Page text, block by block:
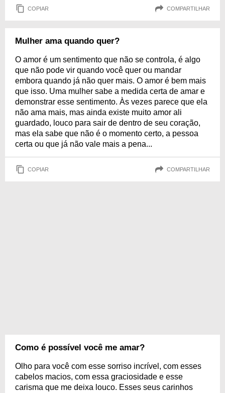
COPIAR COMPARTILHAR
Mulher ama quando quer?
O amor é um sentimento que não se controla, é algo
que não pode vir quando você quer ou mandar
embora quando já não quer mais. O amor é bem mais
que isso. Uma mulher sabe a medida certa de amar e
demonstrar esse sentimento. Às vezes parece que ela
não ama mais, mas ainda existe muito amor ali
guardado, louco para sair de dentro de seu coração,
mas ela sabe que não é o momento certo, a pessoa
certa ou que já não vale mais a pena...
COPIAR COMPARTILHAR
Como é possível você me amar?
Olho para você com esse sorriso incrível, com esses
cabelos macios, com essa graciosidade e esse
carisma que me deixa louco. Esses seus carinhos